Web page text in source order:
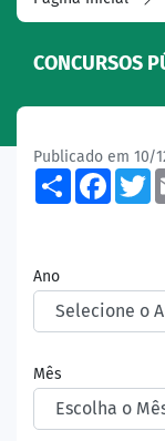
CONCURSOS
Publicado em 10/
Share
Ano
Mês